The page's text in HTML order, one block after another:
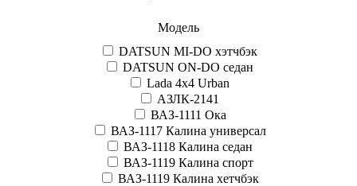
Модель
DATSUN MI-DO хэтчбэк
DATSUN ON-DO седан
Lada 4x4 Urban
АЗЛК-2141
ВАЗ-1111 Ока
ВАЗ-1117 Калина универсал
ВАЗ-1118 Калина седан
ВАЗ-1119 Калина спорт
ВАЗ-1119 Калина хетчбэк